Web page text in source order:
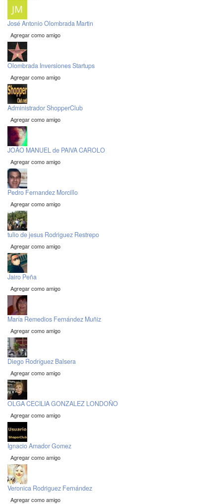
José Antonio Olombrada Martin
Agregar como amigo
Olombrada Inversiones Startups
Agregar como amigo
Administrador ShopperClub
Agregar como amigo
JOÃO MANUEL de PAIVA CAROLO
Agregar como amigo
Pedro Fernandez Morcillo
Agregar como amigo
tulio de jesus Rodriguez Restrepo
Agregar como amigo
Jairo Peña
Agregar como amigo
María Remedios Fernández Muñiz
Agregar como amigo
Diego Rodríguez Balsera
Agregar como amigo
OLGA CECILIA GONZALEZ LONDOÑO
Agregar como amigo
Ignacio Amador Gomez
Agregar como amigo
Veronica Rodriguez Fernández
Agregar como amigo